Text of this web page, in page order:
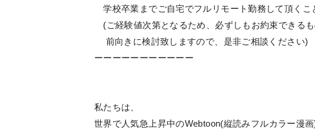
学校卒業までご自宅でフルリモート勤務して頂くこ
(ご経験値次第となるため、必ずしもお約束できるも
前向きに検討致しますので、是非ご相談ください)
ーーーーーーーーーーー
私たちは、
世界で人気急上昇中のWebtoon(縦読みフルカラー漫